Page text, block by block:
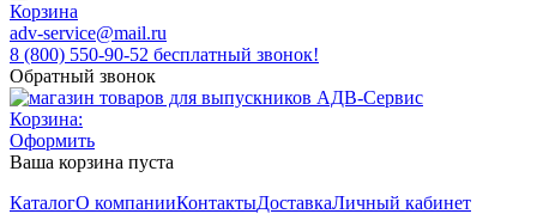
Корзина
adv-service@mail.ru
8 (800) 550-90-52 бесплатный звонок!
Обратный звонок
Корзина:
Оформить
Ваша корзина пуста
КаталогО компанииКонтактыДоставкаЛичный кабинет